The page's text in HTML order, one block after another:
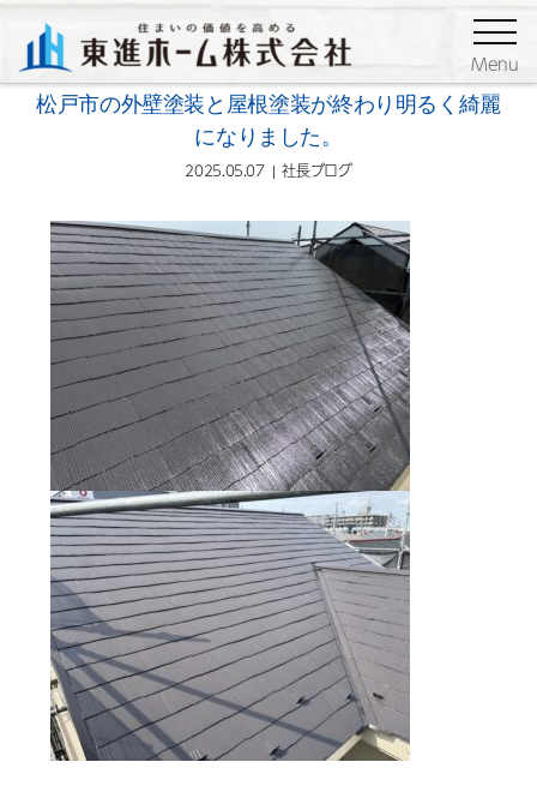
Menu
社長ブログ
松戸市の外壁塗装と屋根塗装が終わり明るく綺麗
になりました。
2025.05.07 社長ブログ